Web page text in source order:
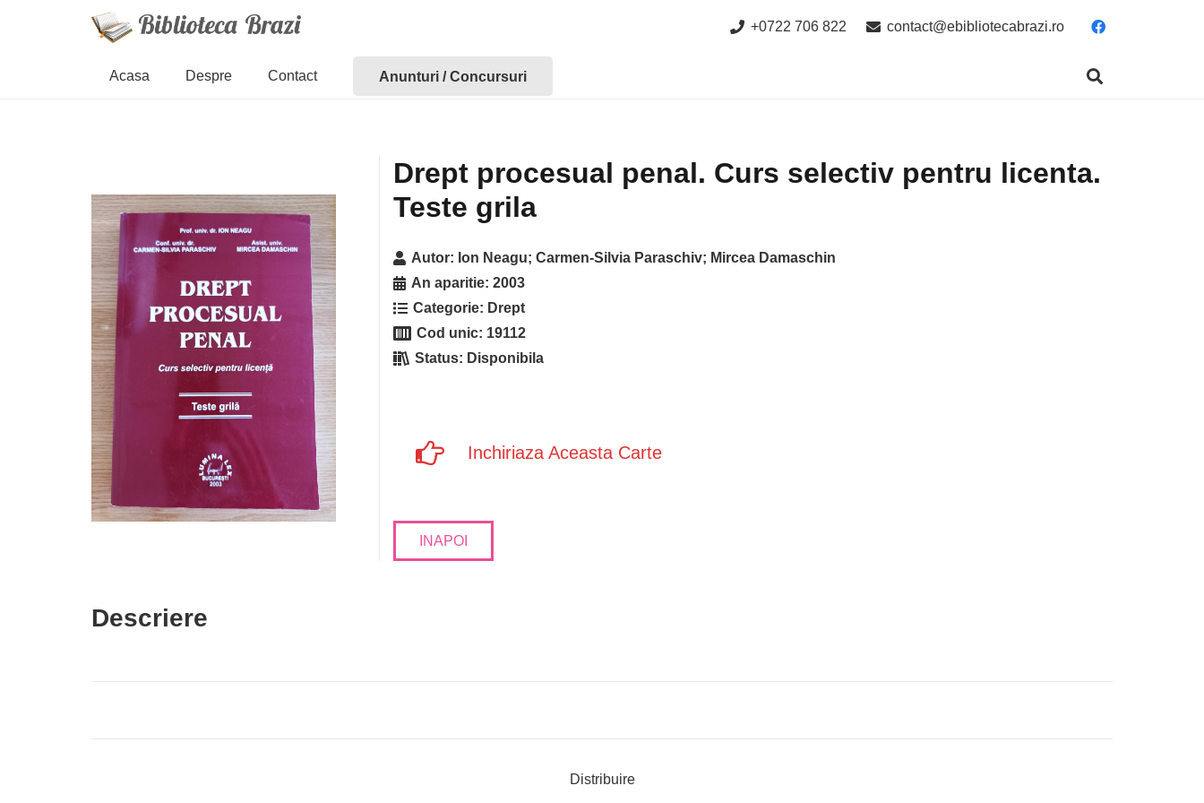
+0722 706 822 contact@ebibliotecabrazi.ro
Acasa Despre Contact Anunturi / Concursuri
Drept procesual penal. Curs selectiv pentru licenta.
Teste grila
Autor: Ion Neagu; Carmen-Silvia Paraschiv; Mircea Damaschin
An aparitie:2003
Categorie: Drept
Cod unic: 19112
Status: Disponibila
Inchiriaza Aceasta Carte
INAPOI
Descriere
Distribuire